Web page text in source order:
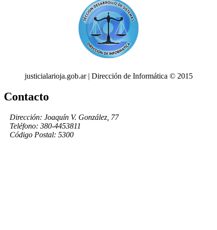
justicialarioja.gob.ar | Dirección de Informática © 2015
Contacto
Dirección: Joaquín V. González, 77
Teléfono: 380-4453811
Código Postal: 5300